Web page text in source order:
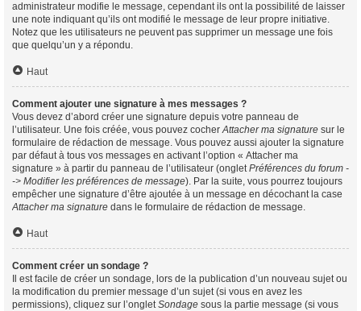
administrateur modifie le message, cependant ils ont la possibilité de laisser
une note indiquant qu’ils ont modifié le message de leur propre initiative.
Notez que les utilisateurs ne peuvent pas supprimer un message une fois
que quelqu’un y a répondu.
Haut
Comment ajouter une signature à mes messages ?
Vous devez d’abord créer une signature depuis votre panneau de
l’utilisateur. Une fois créée, vous pouvez cocherAttacher ma signature sur le
formulaire de rédaction de message. Vous pouvez aussi ajouter la signature
par défaut à tous vos messages en activant l’option « Attacher ma
signature » à partir du panneau de l’utilisateur (ongletPréférences du forum -
-> Modifier les préférences de message). Par la suite, vous pourrez toujours
empêcher une signature d’être ajoutée à un message en décochant la case
Attacher ma signature dans le formulaire de rédaction de message.
Haut
Comment créer un sondage ?
Il est facile de créer un sondage, lors de la publication d’un nouveau sujet ou
la modification du premier message d’un sujet (si vous en avez les
permissions), cliquez sur l’ongletSondage sous la partie message (si vous